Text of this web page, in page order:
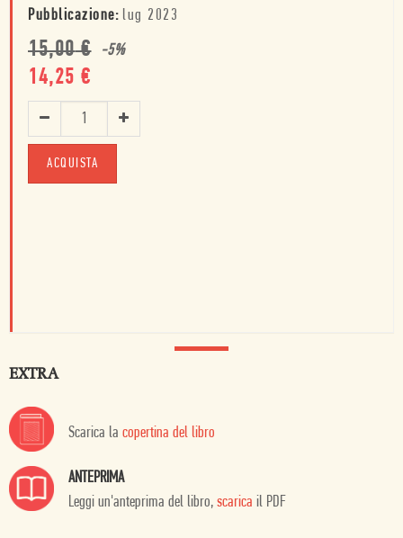
Pubblicazione: lug 2023
15,00€ -5%
14,25 €
ACQUISTA
EXTRA
Scarica la copertina del libro
ANTEPRIMA
Leggi un'anteprima del libro, scarica il PDF